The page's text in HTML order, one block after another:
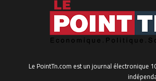
Le PointTn.com est un journal électronique